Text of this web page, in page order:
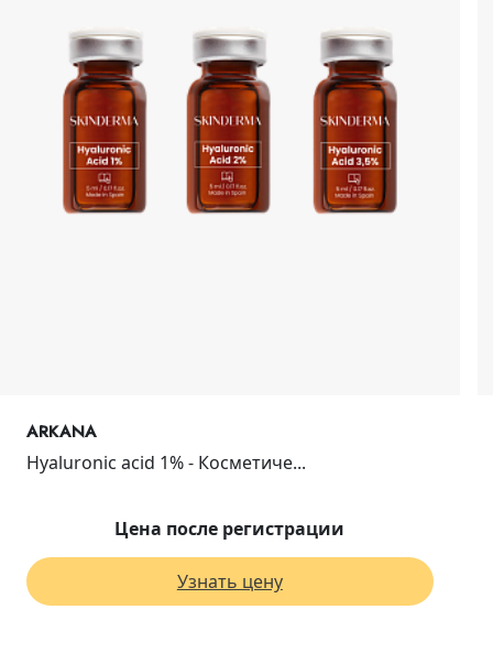
ARKANA
Hyaluronic acid 1% - Косметиче...
Цена после регистрации
Узнать цену